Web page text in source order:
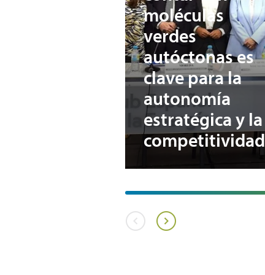
moléculas
verdes
autóctonas es
clave para la
autonomía
estratégica y la
competitividad